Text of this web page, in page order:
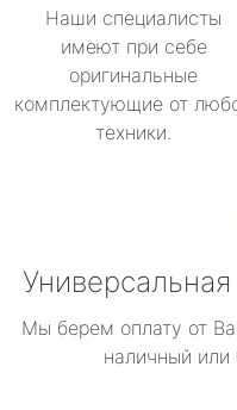
Наши специалисты
имеют при себе
оригинальные
комплектующие от
техники.
Мы берем оплату от
наличный или